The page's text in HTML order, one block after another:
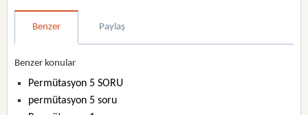
Benzer Paylaş
Benzer konular
Permütasyon 5 SORU
permütasyon 5 soru